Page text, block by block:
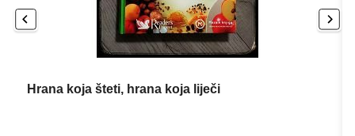
Hrana koja šteti, hrana koja liječi